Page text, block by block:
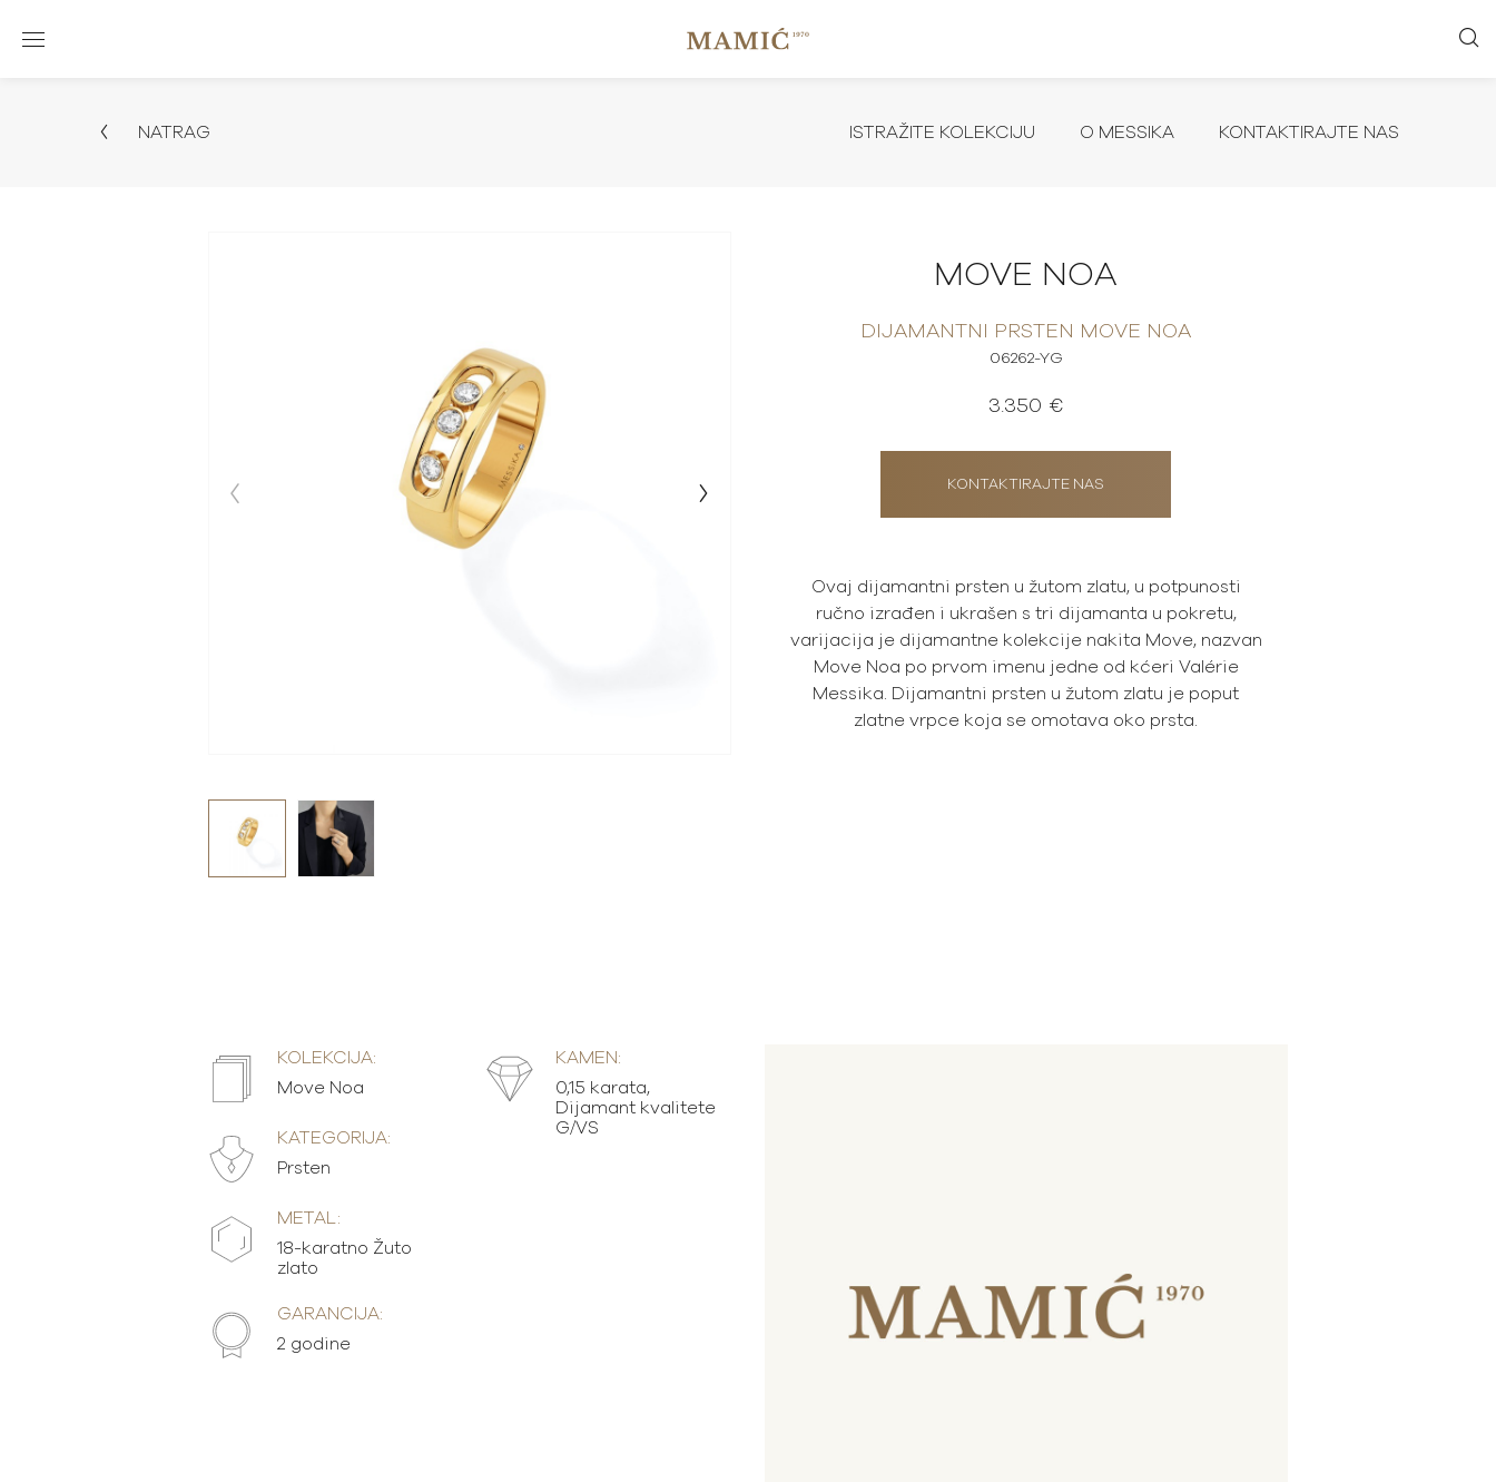
NATRAG ISTRAŽITE KOLEKCIJU O MESSIKA KONTAKTIRAJTE NAS
MOVE NOA
DIJAMANTNI PRSTEN MOVE NOA
06262-YG
3.350 €
KONTAKTIRAJTE NAS
Ovaj dijamantni prsten u žutom zlatu, u potpunosti
ručno izrađen i ukrašen s tri dijamanta u pokretu,
varijacija je dijamantne kolekcije nakita Move, nazvan
Move Noa po prvom imenu jedne od kćeri Valérie
Messika. Dijamantni prsten u žutom zlatu je poput
zlatne vrpce koja se omotava oko prsta.
KOLEKCIJA:
Move Noa
KATEGORIJA:
Prsten
METAL:
18-karatno Žuto
zlato
GARANCIJA:
2 godine
KAMEN:
0,15 karata,
Dijamant kvalitete
G/VS